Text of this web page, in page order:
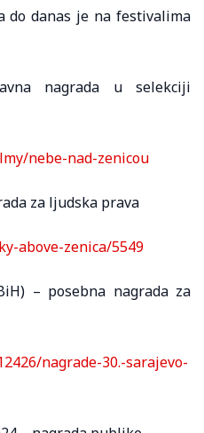
do danas je na festivalima
nagrada u selekciji
nebe-nad-zenicou
za ljudska prava
above-zenica/5549
– posebna nagrada za
nagrade-30.-sarajevo-